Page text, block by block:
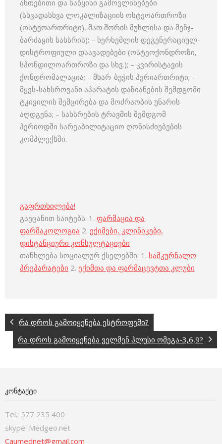
ანთებითი და საწყისი გამოვლინებები
(სხვადასხვა ლოკალიზაციის ოსტეოართროზი
(ოსტეოართრიტი), მათ შორის მუხლისა და მენჯ-
ბარძაყის სახსრის); – ხერხემლის დეგენერაციულ-
დისტროფიული დაავადებები (ოსტეოქონდროზი,
სპონდილოართროზი და სხვ.); – კვირისტავის
ქონდრომალაცია; – მხარ-ბეჭის პერიართრიტი; –
მყეს-სახსროვანი აპარატის დაზიანების შემდგომი
ტკივილის შემცირება და მოძრაობის უნარის
აღდგენა; – სახსრების ტრავმის შემდგომ
პერიოდში სარეაბილიტაციო ღონისძიებების
კომპლექსში.
გაფრთხილება!
გაეცანით საიტებს: 1. ფარმაცია და
ფარმაკოლოგია 2. ექიმები, კლინიკები,
დისტანციური კონსულტაციები
თანხლება სოციალურ ქსელებში: 1. სამკურნალო
პრეპარატები 2. ექიმთა და ფარმაცევტთა კლუბი
რა დროს გამოიყენება ესტროფემი?
რა დროს გამოიყენება ველმენ პლუსი ომეგა-3,6,9?
ᲙᲝᲜᲢᲐᲥᲢᲘ
Tel.: 577 235 400
skype: Medgeo.net
Caumednet@gmail.com